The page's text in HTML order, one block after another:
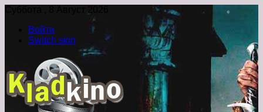
Суббота , 8 Август 2026
Войти
Switch skin